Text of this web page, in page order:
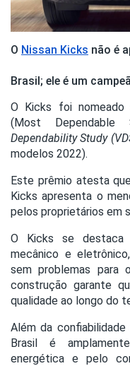
O Nissan Kicks não é
Brasil; ele é um
O Kicks foi nomeado
(Most
Dependability Study
modelos 2022).
Este prêmio atesta
Kicks apresenta o
pelos proprietários em
O Kicks se destaca
mecânico e
sem problemas para
construção garante
qualidade ao longo do
Além da
Brasil é
energética e pelo